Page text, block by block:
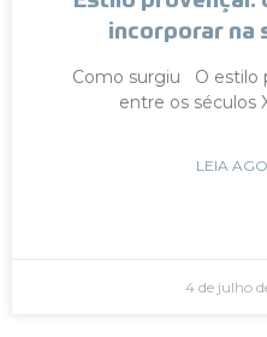
incorporar na
Como surgiu O estilo
entre os séculos
LEIA
4 de julho